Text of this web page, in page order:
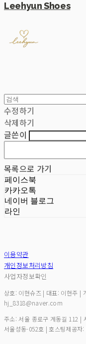
Leehyun Shoes
수정하기
삭제하기
글쓴이
목록으로 가기
페이스북
카카오톡
네이버 블로그
라인
이용약관
개인정보처리방침
사업자정보확인
상호: 이현슈즈 | 대표: 이현주 |
hj_8318@naver.com
주소: 서울 종로구 계동길 112 |
서울성동-052호 | 호스팅제공자